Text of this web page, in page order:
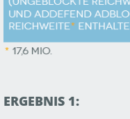
ERGEBNIS 1: